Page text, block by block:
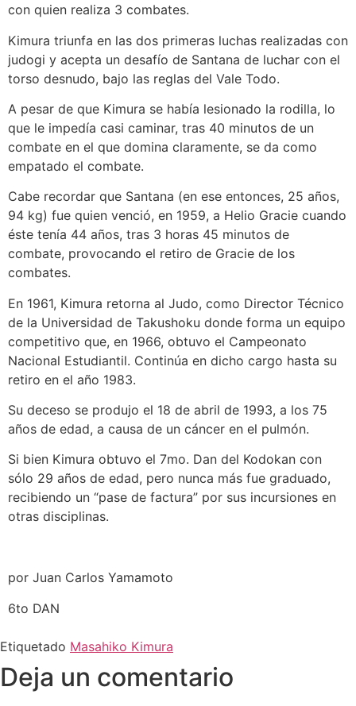
con quien realiza 3 combates.
Kimura triunfa en las dos primeras luchas realizadas con
judogi y acepta un desafío de Santana de luchar con el
torso desnudo, bajo las reglas del Vale Todo.
A pesar de que Kimura se había lesionado la rodilla, lo
que le impedía casi caminar, tras 40 minutos de un
combate en el que domina claramente, se da como
empatado el combate.
Cabe recordar que Santana (en ese entonces, 25 años,
94 kg) fue quien venció, en 1959, a Helio Gracie cuando
éste tenía 44 años, tras 3 horas 45 minutos de
combate, provocando el retiro de Gracie de los
combates.
En 1961, Kimura retorna al Judo, como Director Técnico
de la Universidad de Takushoku donde forma un equipo
competitivo que, en 1966, obtuvo el Campeonato
Nacional Estudiantil. Continúa en dicho cargo hasta su
retiro en el año 1983.
Su deceso se produjo el 18 de abril de 1993, a los 75
años de edad, a causa de un cáncer en el pulmón.
Si bien Kimura obtuvo el 7mo. Dan del Kodokan con
sólo 29 años de edad, pero nunca más fue graduado,
recibiendo un “pase de factura” por sus incursiones en
otras disciplinas.
por Juan Carlos Yamamoto
6to DAN
Etiquetado Masahiko Kimura
Deja un comentario